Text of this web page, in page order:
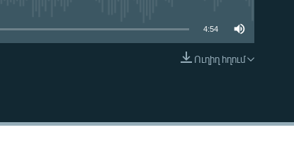
EMBED
4:54
Ուղիղ հղում